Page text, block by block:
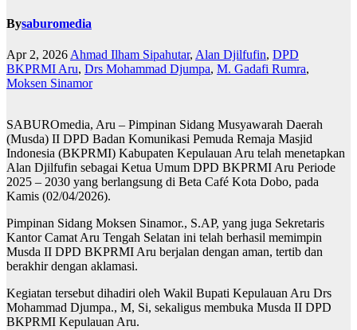
Bysaburomedia
Apr 2, 2026 Ahmad Ilham Sipahutar, Alan Djilfufin, DPD
BKPRMI Aru, Drs Mohammad Djumpa, M. Gadafi Rumra,
Moksen Sinamor
SABUROmedia, Aru – Pimpinan Sidang Musyawarah Daerah
(Musda) II DPD Badan Komunikasi Pemuda Remaja Masjid
Indonesia (BKPRMI) Kabupaten Kepulauan Aru telah menetapkan
Alan Djilfufin sebagai Ketua Umum DPD BKPRMI Aru Periode
2025 – 2030 yang berlangsung di Beta Café Kota Dobo, pada
Kamis (02/04/2026).
Pimpinan Sidang Moksen Sinamor., S.AP, yang juga Sekretaris
Kantor Camat Aru Tengah Selatan ini telah berhasil memimpin
Musda II DPD BKPRMI Aru berjalan dengan aman, tertib dan
berakhir dengan aklamasi.
Kegiatan tersebut dihadiri oleh Wakil Bupati Kepulauan Aru Drs
Mohammad Djumpa., M, Si, sekaligus membuka Musda II DPD
BKPRMI Kepulauan Aru.